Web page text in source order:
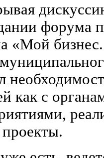
форума
«Мой
как с